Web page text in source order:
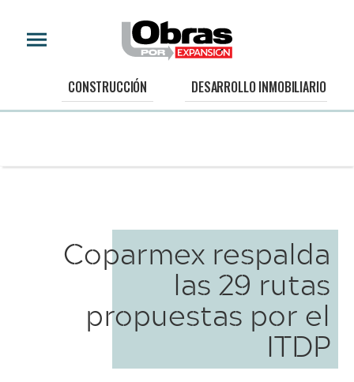
CONSTRUCCIÓN DESARROLLO INMOBILIARIO
Coparmex respalda
las 29 rutas
propuestas por el
ITDP